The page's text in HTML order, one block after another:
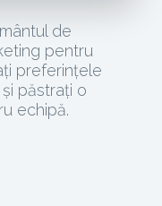
de
pentru
preferințele
păstrați o
echipă.